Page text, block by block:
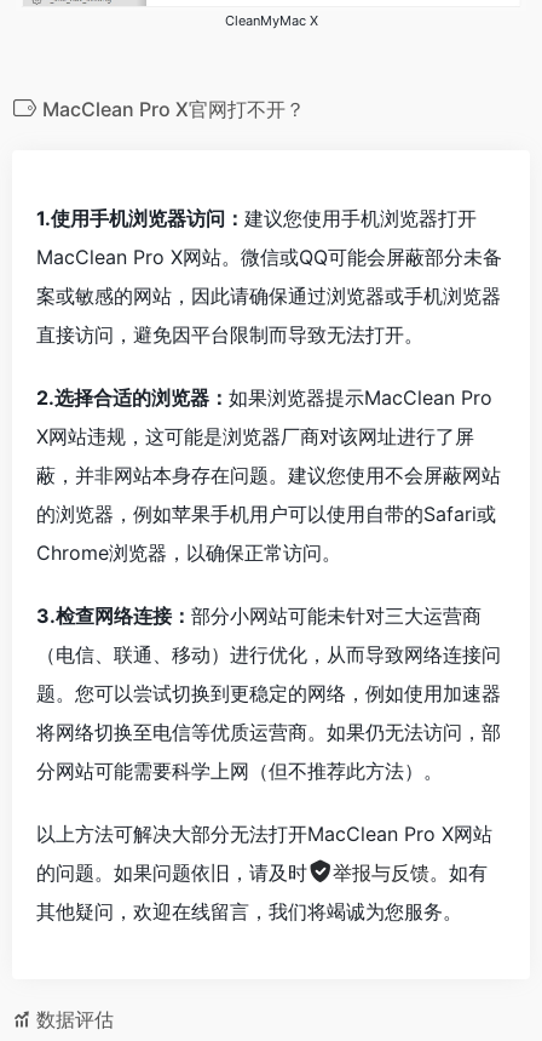
CleanMyMac X
MacClean Pro X官网打不开？
1.使用手机浏览器访问： 建议您使用手机浏览器打开
MacClean Pro X网站。微信或QQ可能会屏蔽部分未备
案或敏感的网站，因此请确保通过浏览器或手机浏览器
直接访问，避免因平台限制而导致无法打开。
2.选择合适的浏览器： 如果浏览器提示MacClean Pro
X网站违规，这可能是浏览器厂商对该网址进行了屏
蔽，并非网站本身存在问题。建议您使用不会屏蔽网站
的浏览器，例如苹果手机用户可以使用自带的Safari或
Chrome浏览器，以确保正常访问。
3.检查网络连接： 部分小网站可能未针对三大运营商
（电信、联通、移动）进行优化，从而导致网络连接问
题。您可以尝试切换到更稳定的网络，例如使用加速器
将网络切换至电信等优质运营商。如果仍无法访问，部
分网站可能需要科学上网（但不推荐此方法）。
以上方法可解决大部分无法打开MacClean Pro X网站
的问题。如果问题依旧，请及时
举报与反馈。如有
其他疑问，欢迎在线留言，我们将竭诚为您服务。
数据评估